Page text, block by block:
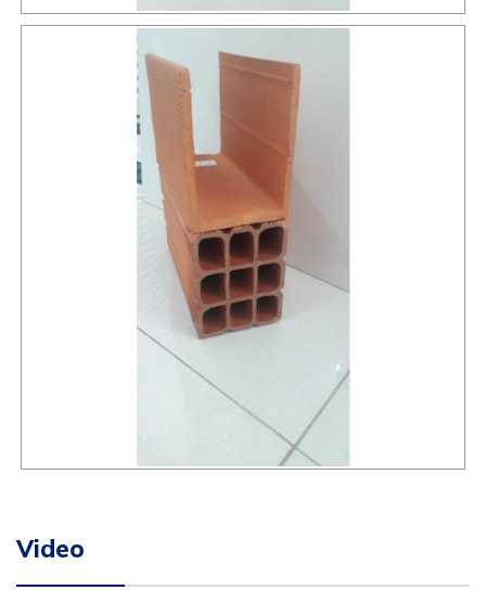
Video